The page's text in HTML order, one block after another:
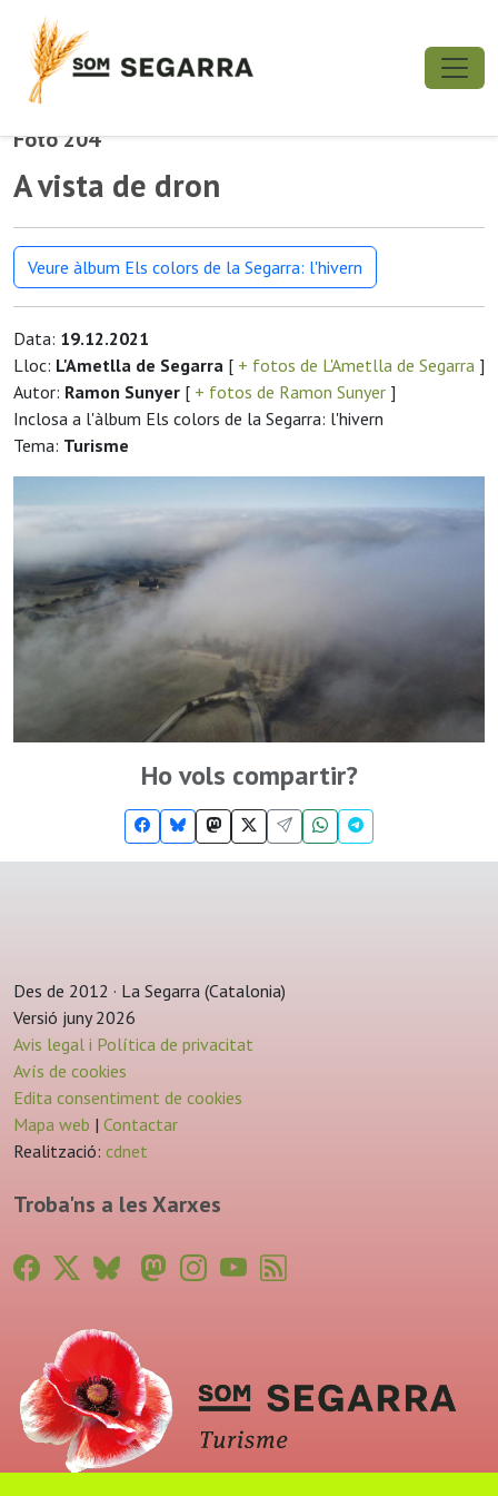
Foto 204
A vista de dron
Veure àlbum Els colors de la Segarra: l'hivern
Data: 19.12.2021
Lloc: L'Ametlla de Segarra [ + fotos de L'Ametlla de Segarra ]
Autor: Ramon Sunyer [ + fotos de Ramon Sunyer ]
Inclosa a l'àlbum Els colors de la Segarra: l'hivern
Tema: Turisme
Ho vols compartir?
Des de 2012 · La Segarra (Catalonia)
Versió juny 2026
Avis legal i Política de privacitat
Avís de cookies
Edita consentiment de cookies
Mapa web | Contactar
Realització: cdnet
Troba'ns a les Xarxes